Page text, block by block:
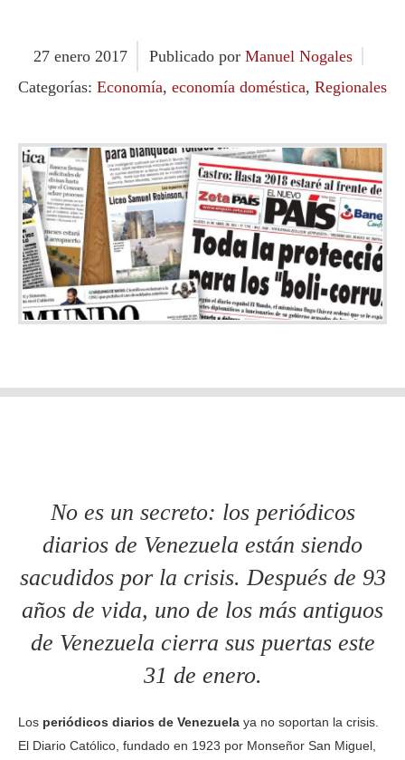
27 enero 2017 Publicado por Manuel Nogales
Categorías: Economía, economía doméstica, Regionales
No es un secreto: los periódicos
diarios de Venezuela están siendo
sacudidos por la crisis. Después de 93
años de vida, uno de los más antiguos
de Venezuela cierra sus puertas este
31 de enero.
Los periódicos diarios de Venezuela ya no soportan la crisis.
El Diario Católico, fundado en 1923 por Monseñor San Miguel,